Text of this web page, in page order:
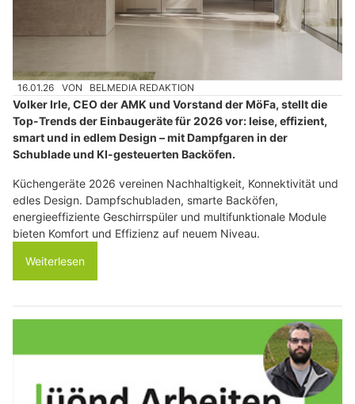
16.01.26 VON BELMEDIA REDAKTION
Volker Irle, CEO der AMK und Vorstand der MöFa, stellt die
Top-Trends der Einbaugeräte für 2026 vor: leise, effizient,
smart und in edlem Design – mit Dampfgaren in der
Schublade und KI-gesteuerten Backöfen.
Küchengeräte 2026 vereinen Nachhaltigkeit, Konnektivität und
edles Design. Dampfschubladen, smarte Backöfen,
energieeffiziente Geschirrspüler und multifunktionale Module
bieten Komfort und Effizienz auf neuem Niveau.
Weiterlesen